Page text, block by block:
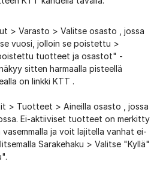
> Varasto > Valitse osasto , jossa
vuosi, jolloin se poistettu >
tuotteet ja osastot" -
sitten harmaalla pisteellä
on linkki KTT .
> Tuotteet > Aineilla osasto , jossa
Ei-aktiiviset tuotteet on merkitty
vasemmalla ja voit lajitella vanhat ei-
Sarakehaku > Valitse "Kyllä"